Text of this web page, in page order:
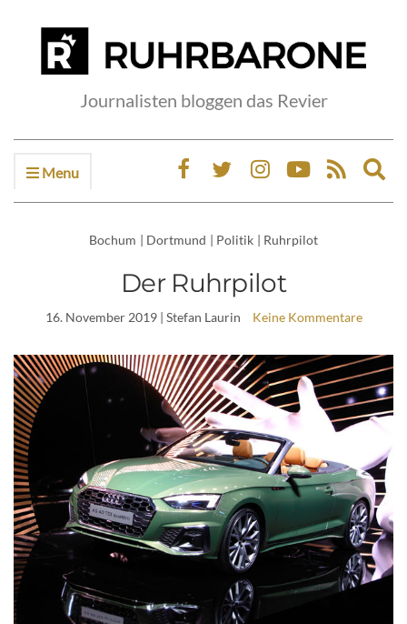
Journalisten bloggen das Revier
Menu
Bochum | Dortmund | Politik | Ruhrpilot
Der Ruhrpilot
16. November 2019| Stefan Laurin Keine Kommentare